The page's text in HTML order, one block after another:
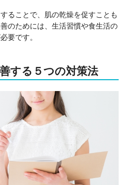
ることで、肌の乾燥を促すことも
のためには、生活習慣や食生活の
要です。
する５つの対策法